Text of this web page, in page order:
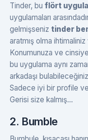
Tinder, bu flört
uygulamaları
gelmişseniz tinder
aratmış olma
Konumunuza ve
bu uygulama aynı
arkadaşı
Sadece iyi bir profile
Gerisi size kalmış...
2. Bumble